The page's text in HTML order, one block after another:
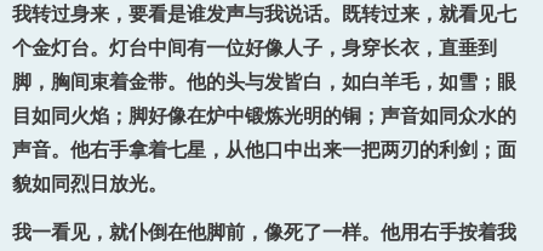
我转过身来，要看是谁发声与我说话。既转过来，就看见七
个金灯台。灯台中间有一位好像人子，身穿长衣，直垂到
脚，胸间束着金带。他的头与发皆白，如白羊毛，如雪；眼
目如同火焰；脚好像在炉中锻炼光明的铜；声音如同众水的
声音。他右手拿着七星，从他口中出来一把两刃的利剑；面
貌如同烈日放光。
我一看见，就仆倒在他脚前，像死了一样。他用右手按着我